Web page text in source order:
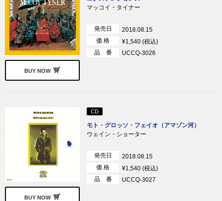
BUY NOW
マッコイ・タイナー
発売日
2018.08.15
価 格
¥1,540 (税込)
品 番
UCCQ-3026
BUY NOW
CD
モト・グロッソ・フェイオ（アマゾン河）
ウェイン・ショーター
発売日
2018.08.15
価 格
¥1,540 (税込)
品 番
UCCQ-3027